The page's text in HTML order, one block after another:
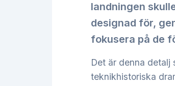
landningen
designad för,
fokusera på de
Det är denna detalj
teknikhistoriska